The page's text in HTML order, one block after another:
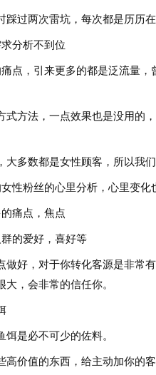
过两次雷坑，每次都是历历在
分析不到位
，引来更多的都是泛流量，
法，一点效果也是没用的，
多数都是女性顾客，所以我们
粉丝的心里分析，心里变化
痛点，焦点
的爱好，喜好等
好，对于你转化客源是非常有
，会非常的信任你。
是必不可少的佐料。
值的东西，给主动加你的客